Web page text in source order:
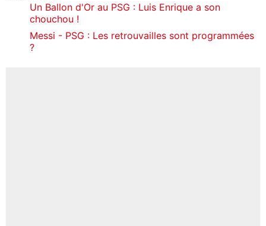
Un Ballon d'Or au PSG : Luis Enrique a son
chouchou !
Messi - PSG : Les retrouvailles sont programmées
?